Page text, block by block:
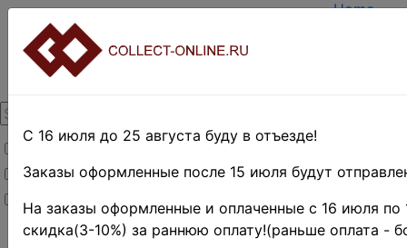
Товары со скидкой
Товары в наличии
Новинки
Home
TERMS
Home»
С 16 июля до 25 августа буду в отъезде!
Заказы оформленные после 15 июля будут
На заказы оформленные и оплаченные с 16 июля по
скидка(3-10%) за раннюю оплату!(раньше оплата -